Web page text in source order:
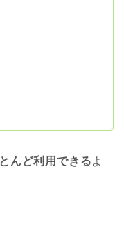
んど利用できるよ